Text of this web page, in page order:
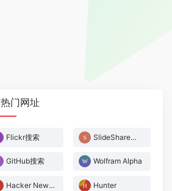
热门网址
Flickr搜索 SlideShare搜索
GitHub搜索 Wolfram Alpha
Hacker News搜索 Hunter